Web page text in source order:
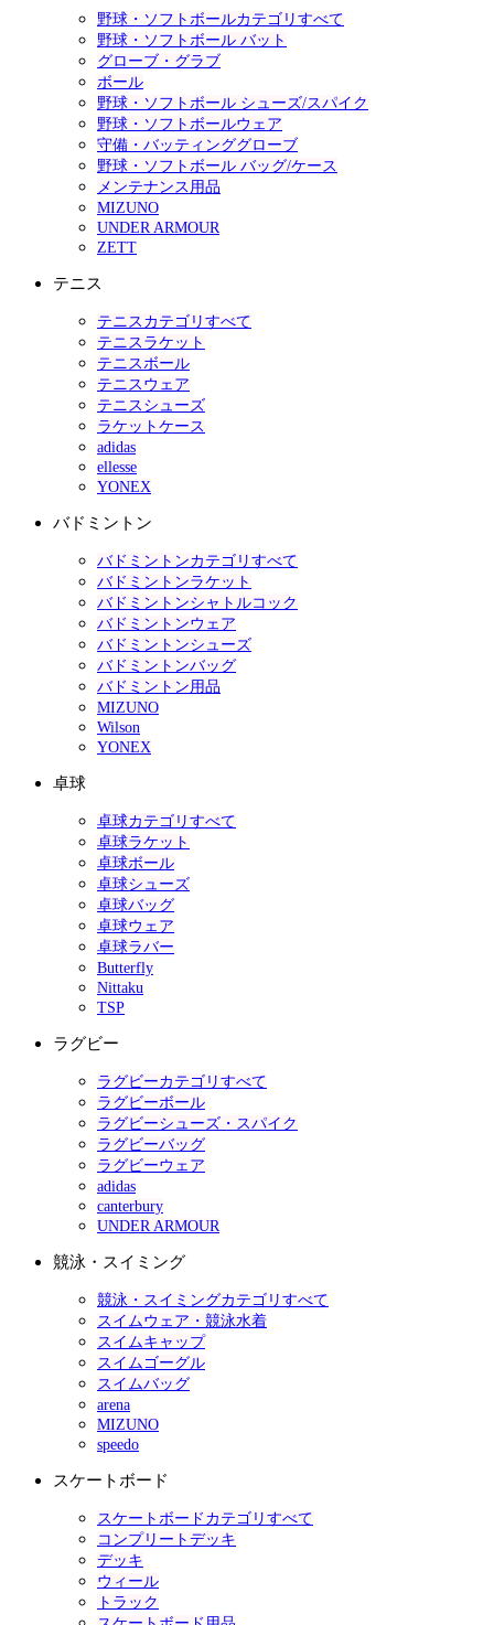
野球・ソフトボールカテゴリすべて
野球・ソフトボール バット
グローブ・グラブ
ボール
野球・ソフトボール シューズ/スパイク
野球・ソフトボールウェア
守備・バッティンググローブ
野球・ソフトボール バッグ/ケース
メンテナンス用品
MIZUNO
UNDER ARMOUR
ZETT
テニス
テニスカテゴリすべて
テニスラケット
テニスボール
テニスウェア
テニスシューズ
ラケットケース
adidas
ellesse
YONEX
バドミントン
バドミントンカテゴリすべて
バドミントンラケット
バドミントンシャトルコック
バドミントンウェア
バドミントンシューズ
バドミントンバッグ
バドミントン用品
MIZUNO
Wilson
YONEX
卓球
卓球カテゴリすべて
卓球ラケット
卓球ボール
卓球シューズ
卓球バッグ
卓球ウェア
卓球ラバー
Butterfly
Nittaku
TSP
ラグビー
ラグビーカテゴリすべて
ラグビーボール
ラグビーシューズ・スパイク
ラグビーバッグ
ラグビーウェア
adidas
canterbury
UNDER ARMOUR
競泳・スイミング
競泳・スイミングカテゴリすべて
スイムウェア・競泳水着
スイムキャップ
スイムゴーグル
スイムバッグ
arena
MIZUNO
speedo
スケートボード
スケートボードカテゴリすべて
コンプリートデッキ
デッキ
ウィール
トラック